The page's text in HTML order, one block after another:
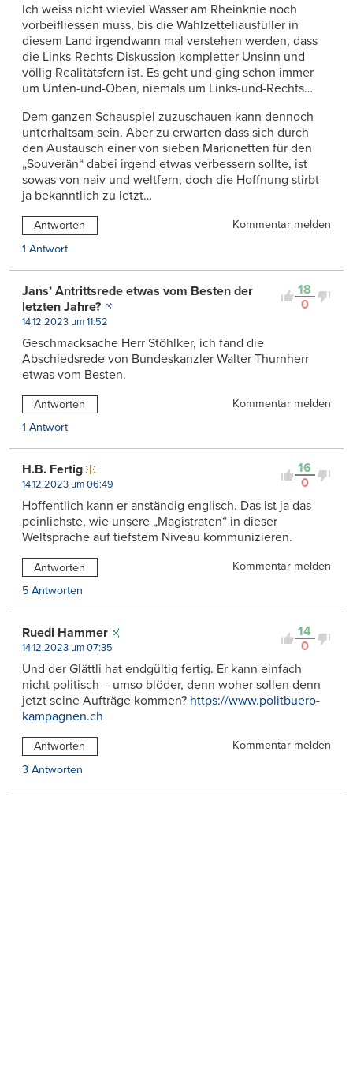
Ich weiss nicht wieviel Wasser am Rheinknie noch
vorbeifliessen muss, bis die Wahlzetteliausfüller in
diesem Land irgendwann mal verstehen werden, dass
die Links-Rechts-Diskussion kompletter Unsinn und
völlig Realitätsfern ist. Es geht und ging schon immer
um Unten-und-Oben, niemals um Links-und-Rechts…
Dem ganzen Schauspiel zuzuschauen kann dennoch
unterhaltsam sein. Aber zu erwarten dass sich durch
den Austausch einer von sieben Marionetten für den
„Souverän“ dabei irgend etwas verbessern sollte, ist
sowas von naiv und weltfern, doch die Hoffnung stirbt
ja bekanntlich zu letzt…
Antworten
Kommentar melden
1 Antwort
18
0
Jans’ Antrittsrede etwas vom Besten der
letzten Jahre?
14.12.2023 um 11:52
Geschmacksache Herr Stöhlker, ich fand die
Abschiedsrede von Bundeskanzler Walter Thurnherr
etwas vom Besten.
Antworten
Kommentar melden
1 Antwort
16
0
H.B. Fertig
14.12.2023 um 06:49
Hoffentlich kann er anständig englisch. Das ist ja das
peinlichste, wie unsere „Magistraten“ in dieser
Weltsprache auf tiefstem Niveau kommunizieren.
Antworten
Kommentar melden
5 Antworten
14
0
Ruedi Hammer
14.12.2023 um 07:35
Und der Glättli hat endgültig fertig. Er kann einfach
nicht politisch – umso blöder, denn woher sollen denn
jetzt seine Aufträge kommen? https://www.politbuero-
kampagnen.ch
Antworten
Kommentar melden
3 Antworten